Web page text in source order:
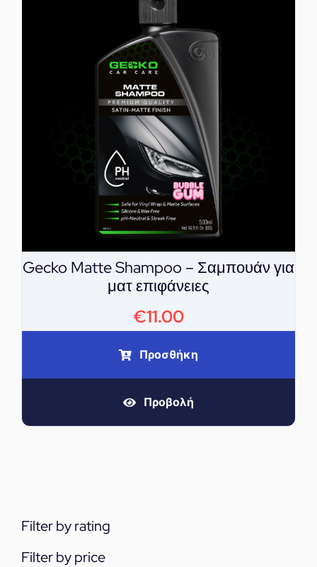
Gecko Matte Shampoo – Σαμπουάν για
ματ επιφάνειες
€11.00
Προσθήκη
Προβολή
Filter by rating
Filter by price